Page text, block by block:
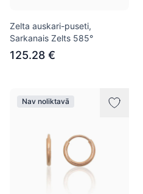
Zelta auskari-puseti,
Sarkanais Zelts 585°
125.28 €
Nav noliktavā